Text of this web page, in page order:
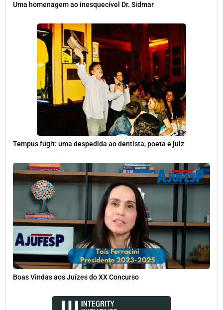
Uma homenagem ao inesquecível Dr. Sidmar
Tempus fugit: uma despedida ao dentista, poeta e juiz
Boas Vindas aos Juízes do XX Concurso